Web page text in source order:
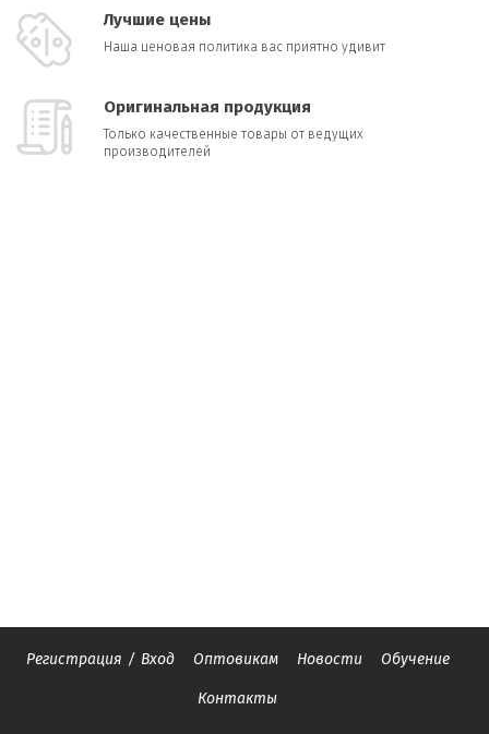
Лучшие цены
Наша ценовая политика вас приятно удивит
Оригинальная продукция
Только качественные товары от ведущих
производителей
Регистрация / Вход Оптовикам Новости Обучение
Контакты